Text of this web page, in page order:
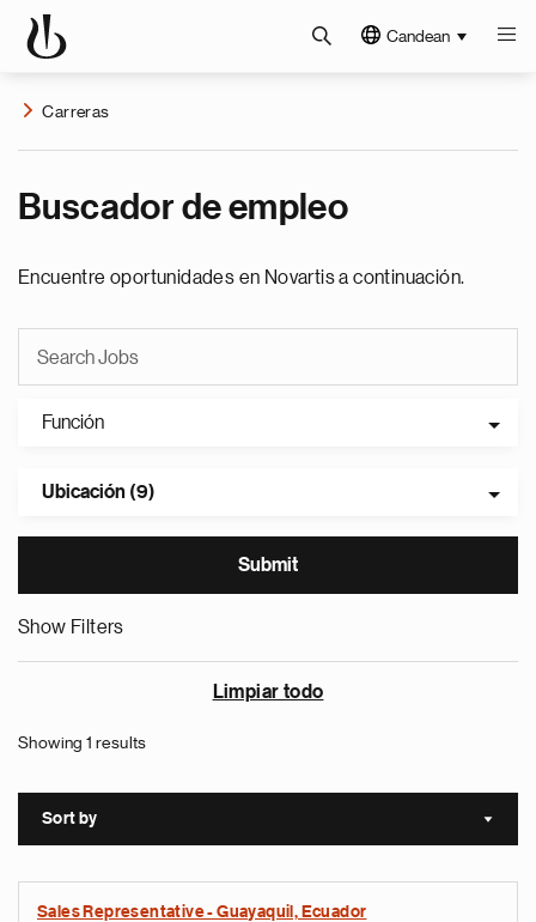
Candean
Carreras
Buscador de empleo
Encuentre oportunidades en Novartis a continuación.
Función
Ubicación (9)
Show Filters
Limpiar todo
Showing 1 results
Sort by Sort
Sales Representative - Guayaquil, Ecuador